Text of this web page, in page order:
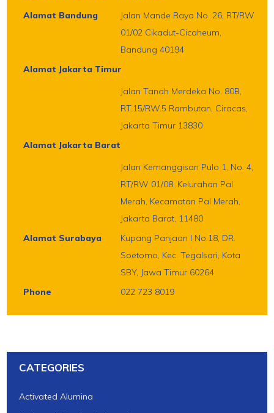
Alamat Bandung
Jalan Mande Raya No. 26, RT/RW
01/02 Cikadut-Cicaheum,
Bandung 40194
Alamat Jakarta Timur
Jalan Tanah Merdeka No. 80B,
RT.15/RW.5 Rambutan, Ciracas,
Jakarta Timur 13830
Alamat Jakarta Barat
Jalan Kemanggisan Pulo 1, No. 4,
RT/RW 01/08, Kelurahan Pal
Merah, Kecamatan Pal Merah,
Jakarta Barat, 11480
Alamat Surabaya
Kupang Panjaan I No.18, DR.
Soetomo, Kec. Tegalsari, Kota
SBY, Jawa Timur 60264
Phone
022 723 8019
CATEGORIES
Activated Alumina